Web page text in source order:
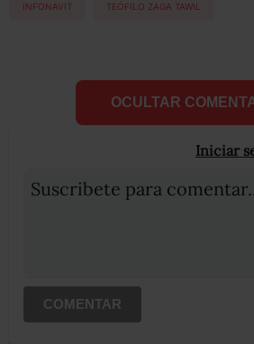
INFONAVIT TEÓFILO ZAGA TAWIL
OCULTAR
Iniciar
Suscribete para
COMENTAR